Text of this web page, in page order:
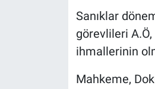
Sanıklar
görevlileri
ihmallerinin
Mahkeme,